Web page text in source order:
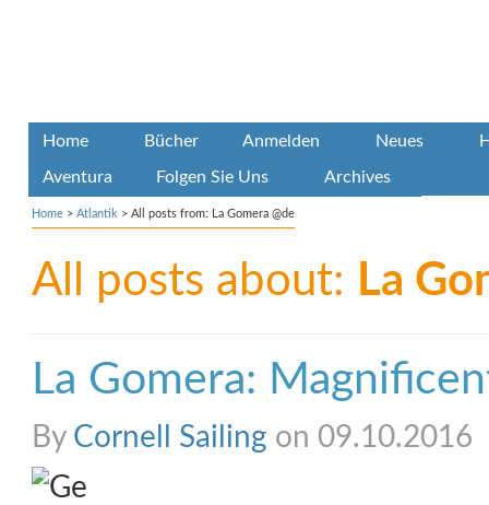
Home Bücher Anmelden Neues
Aventura Folgen Sie Uns Archives
Home > Atlantik > All posts from: La Gomera @de
All posts about: La
La Gomera:
By Cornell Sailing on 09.10.2016